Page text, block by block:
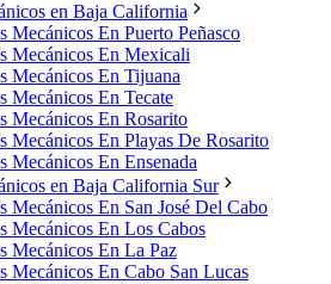
en Baja California
Mecánicos En Puerto Peñasco
Mecánicos En Mexicali
Mecánicos En Tijuana
Mecánicos En Tecate
Mecánicos En Rosarito
Mecánicos En Playas De Rosarito
Mecánicos En Ensenada
en Baja California Sur
Mecánicos En San José Del Cabo
Mecánicos En Los Cabos
Mecánicos En La Paz
Mecánicos En Cabo San Lucas